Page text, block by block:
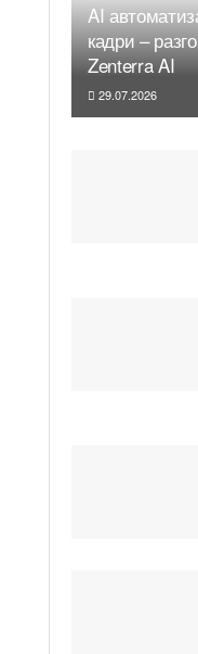
AI
кадри –
Zenterra AI
29.07.2026